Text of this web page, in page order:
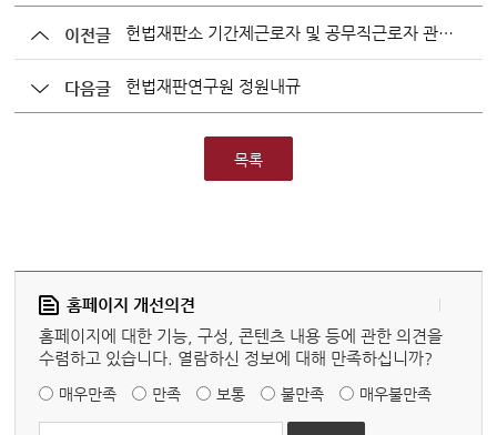
이전글 헌법재판소 기간제근로자 및 공무직근로자 관리 내규
다음글 헌법재판연구원 정원내규
목록
홈페이지 개선의견
홈페이지에 대한 기능, 구성, 콘텐츠 내용 등에 관한 의견을
수렴하고 있습니다. 열람하신 정보에 대해 만족하십니까?
매우만족 만족 보통 불만족 매우불만족